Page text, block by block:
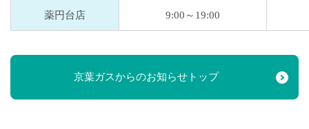
薬円台店 9:00～19:00
京葉ガスからのお知らせトップ